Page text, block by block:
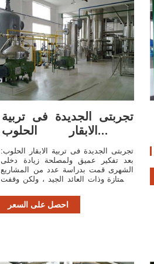
تجربتى الجديدة فى تربية
الابقار الحلوب -
SudaneseOnline
تجربتى الجديدة فى تربية الابقار الحلوب:
بعد تفكير عميق ولمصلحة زيادة دخلى
الشهرى قمت بدراسة عدد من المشاريع
الممتازة وذات العائد الجيد ، ولكن وقفت
وحاالت دون التنفيذ ( المشروعات
احصل على السعر